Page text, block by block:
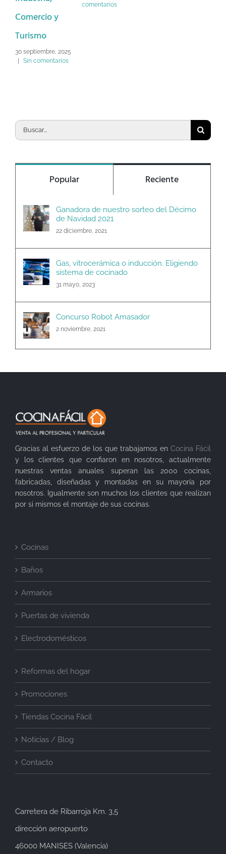
y
2025
comentarios
Ganadora de nuestro sorteo del Décimo
de Navidad 2021
22 diciembre, 2021
sistema de cocinado
31 mayo, 2023
Gracias al esfuerzo de los que trabajamos en
y los clientes que confiaron en nosotros, actualmente
nuestras ventas anuales superan las 2000 cocinas,
fabricadas, diseñadas y montadas en su mayoría por
nosotros. Igualmente son muchos los clientes que realizan
por si mismos el montaje de sus cocinas.
Baños
Armarios
Puertas de vivienda
Electrodomésticos
Reformas del hogar
Promociones
Tiendas Cocina Fácil
Noticias / Blog
Contacto
dirección aeropuerto
46000 MANISES (Valencia)